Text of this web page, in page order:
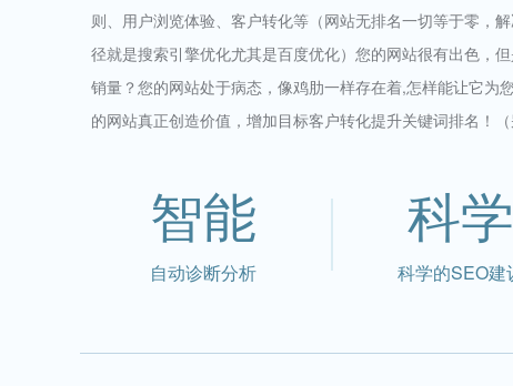
则、用户浏览体验、客户转化等（网站无排名一切等于零，
径就是搜索引擎优化尤其是百度优化）您的网站很有出色，
销量？您的网站处于病态，像鸡肋一样存在着,怎样能让它为
的网站真正创造价值，增加目标客户转化提升关键词排名！
智能
自动诊断分析
科学
科学的SEO建